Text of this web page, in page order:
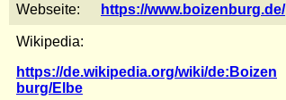
Webseite: https://www.boizenburg.de/
Wikipedia:
https://de.wikipedia.org/wiki/de:Boizen
burg/Elbe